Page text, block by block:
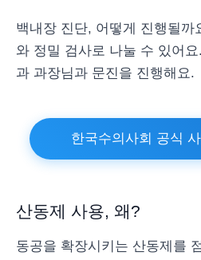
백내장 진단, 어떻게 진행될까
와 정밀 검사로 나눌 수 있어
과 과장님과 문진을 진행해요.
한국수의사회 공식
산동제 사용, 왜?
동공을 확장시키는 산동제를